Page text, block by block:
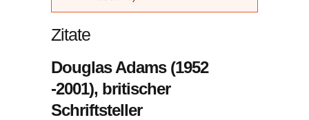
Zitate
Douglas Adams (1952
-2001), britischer
Schriftsteller